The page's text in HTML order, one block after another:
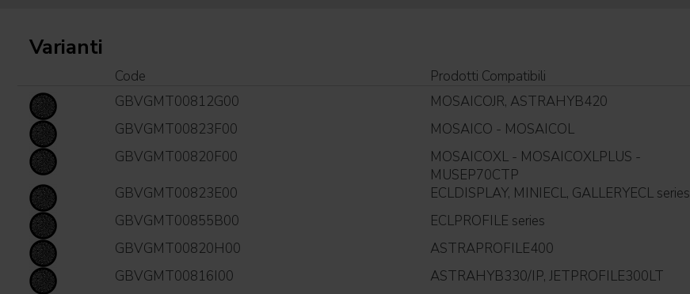
Varianti
Code Prodotti Compatibili
GBVGMT00812G00
MOSAICOJR, ASTRAHYB420
GBVGMT00823F00
MOSAICO - MOSAICOL
GBVGMT00820F00
MOSAICOXL - MOSAICOXLPLUS -
MUSEP70CTP
GBVGMT00823E00
ECLDISPLAY, MINIECL, GALLERYECL series
GBVGMT00855B00
ECLPROFILE series
GBVGMT00820H00
ASTRAPROFILE400
GBVGMT00816I00
ASTRAHYB330/IP, JETPROFILE300LT